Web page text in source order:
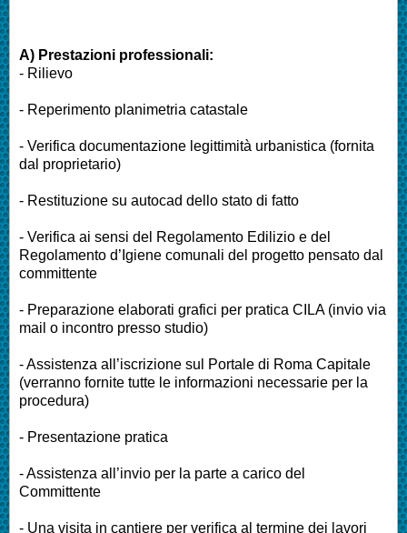
A) Prestazioni professionali:
- Rilievo
- Reperimento planimetria catastale
- Verifica documentazione legittimità urbanistica (fornita
dal proprietario)
- Restituzione su autocad dello stato di fatto
- Verifica ai sensi del Regolamento Edilizio e del
Regolamento d’Igiene comunali del progetto pensato dal
committente
- Preparazione elaborati grafici per pratica CILA (invio via
mail o incontro presso studio)
- Assistenza all’iscrizione sul Portale di Roma Capitale
(verranno fornite tutte le informazioni necessarie per la
procedura)
- Presentazione pratica
- Assistenza all’invio per la parte a carico del
Committente
- Una visita in cantiere per verifica al termine dei lavori